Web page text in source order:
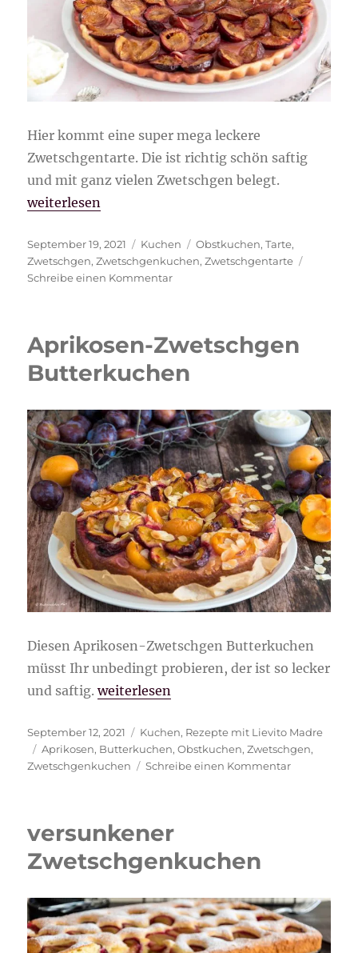
Hier kommt eine super mega leckere
Zwetschgentarte. Die ist richtig schön saftig
und mit ganz vielen Zwetschgen belegt.
„Zwetschgentarte“
weiterlesen
Veröffentlicht
am
September 19, 2021 Kategorien
Kuchen Schlagwörter
Obstkuchen,Tarte,
Zwetschgen,Zwetschgenkuchen,Zwetschgentarte
Schreibe einen Kommentarzu
Aprikosen-Zwetschgen
Butterkuchen
Diesen Aprikosen-Zwetschgen Butterkuchen
müsst Ihr unbedingt probieren, der ist so lecker
und saftig.„Aprikosen-Zwetschgen Butterkuchen“
weiterlesen
Veröffentlicht
am
September 12, 2021 Kategorien
Kuchen, Rezepte mit Lievito Madre
Schlagwörter
Aprikosen, Butterkuchen,Obstkuchen,Zwetschgen,
Zwetschgenkuchen
Schreibe einen Kommentarzu
versunkener
Zwetschgenkuchen